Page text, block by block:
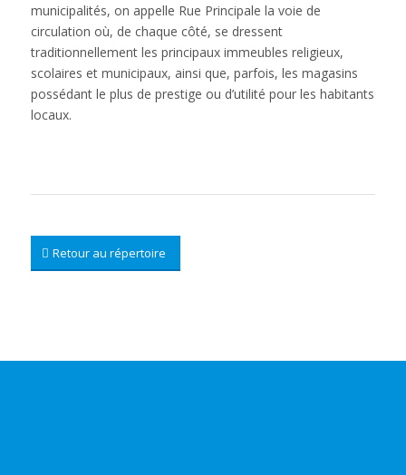
municipalités, on appelle Rue Principale la voie de
circulation où, de chaque côté, se dressent
traditionnellement les principaux immeubles religieux,
scolaires et municipaux, ainsi que, parfois, les magasins
possédant le plus de prestige ou d’utilité pour les habitants
locaux.
Retour au répertoire